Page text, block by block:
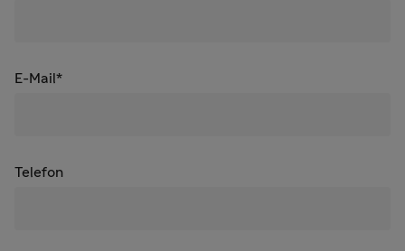
E-Mail*
Telefon